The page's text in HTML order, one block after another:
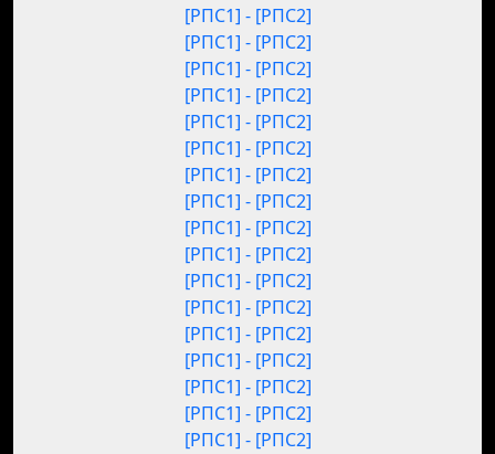
[РПС1] - [РПС2]
[РПС1] - [РПС2]
[РПС1] - [РПС2]
[РПС1] - [РПС2]
[РПС1] - [РПС2]
[РПС1] - [РПС2]
[РПС1] - [РПС2]
[РПС1] - [РПС2]
[РПС1] - [РПС2]
[РПС1] - [РПС2]
[РПС1] - [РПС2]
[РПС1] - [РПС2]
[РПС1] - [РПС2]
[РПС1] - [РПС2]
[РПС1] - [РПС2]
[РПС1] - [РПС2]
[РПС1] - [РПС2]